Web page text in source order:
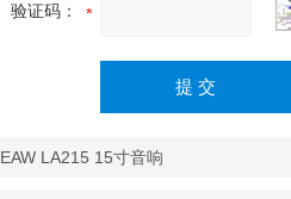
验证码：
EAW LA215 15寸音响